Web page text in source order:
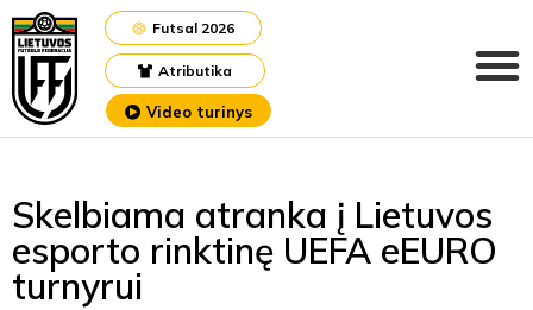
Atributika
Futsal 2026
Video turinys
Skelbiama atranka į Lietuvos
esporto rinktinę UEFA eEURO
turnyrui